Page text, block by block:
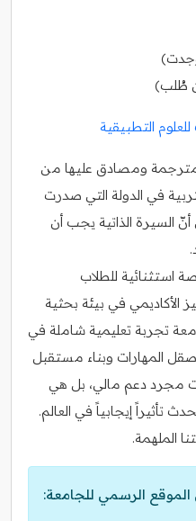
طُلب)
التطبيقية
مترجمة ومصادق عليها من
في الدولة التي صدرت
أنّ السيرة الذاتية يجب أن
استثنائية للطلاب
الأكاديمي في بيئة بحثية
تجربة تعليمية شاملة في
المهارات وبناء مستقبل
مجرد دعم مالي، بل هي
تأثيراً إيجابياً في العالم.
الملهمة.
الرسمي للجامعة: